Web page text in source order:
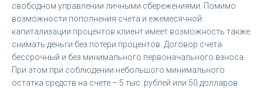
свободном управлении личными сбережениями. Помимо
возможности пополнения счета и ежемесячной
капитализации процентов клиент имеет возможность также
снимать деньги без потери процентов. Договор счета
бессрочный и без минимального первоначального взноса.
При этом при соблюдении небольшого минимального
остатка средств на счете – 5 тыс. рублей или 50 долларов